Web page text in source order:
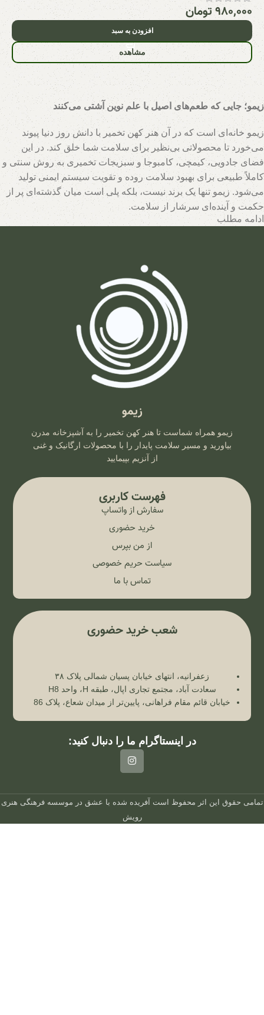
۹۸۰,۰۰۰تومان
افزودن به سبد
مشاهده
زیمو؛ جایی که طعم‌های اصیل با علم نوین آشتی می‌کنند
زیمو خانه‌ای است که در آن هنر کهن تخمیر با دانش روز دنیا پیوند
می‌خورد تا محصولاتی بی‌نظیر برای سلامت شما خلق کند. در این
فضای جادویی، کیمچی، کامبوجا و سبزیجات تخمیری به روش سنتی و
کاملاً طبیعی برای بهبود سلامت روده و تقویت سیستم ایمنی تولید
می‌شود. زیمو تنها یک برند نیست، بلکه پلی است میان گذشته‌ای پر از
حکمت و آینده‌ای سرشار از سلامت.
می‌کند. اینجا جایی است که هر قطره سرکه سیب، هر برگ سبزی
تخمیری و هر جرعه نوشیدنی پروبیوتیک، داستانی از عشق به طبیعت و
علاقه به سلامت انسان روایت می‌کند. با زیمو، شما نه تنها محصولی
خریداری می‌کنید، بلکه سبک زندگی‌ای طبیعی و پایدار را انتخاب
می‌کنید که ریشه در فرهنگ اصیل و شاخه در آسمان علم امروز دارد.
ادامه مطلب
زیمو
زیمو همراه شماست تا هنر کهن تخمیر را به آشپزخانه مدرن
بیاورید و مسیر سلامت پایدار را با محصولات ارگانیک و غنی
از آنزیم بپیمایید
فهرست کاربری
سفارش از واتساپ
خرید حضوری
از من بپرس
سیاست حریم خصوصی
تماس با ما
شعب خرید حضوری
زعفرانیه، انتهای خیابان پسیان شمالی پلاک ۳۸
سعادت آباد، مجتمع تجاری اپال، طبقه H، واحد H8
خیابان قائم مقام فراهانی، پایین‌تر از میدان شعاع، پلاک 86
در اینستاگرام ما را دنبال کنید:
تمامی حقوق این اثر محفوظ است آفریده شده با عشق در موسسه فرهنگی هنری
رویش